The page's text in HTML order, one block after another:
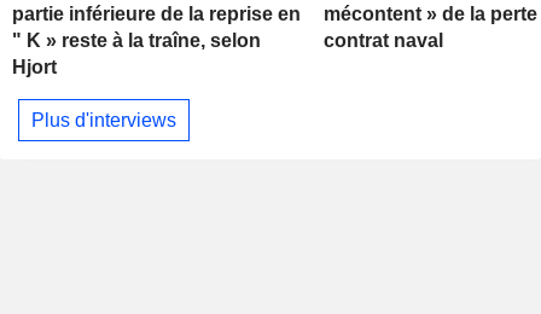
partie inférieure de la reprise en
" K » reste à la traîne, selon
Hjort
mécontent » de la
contrat naval
Plus d'interviews